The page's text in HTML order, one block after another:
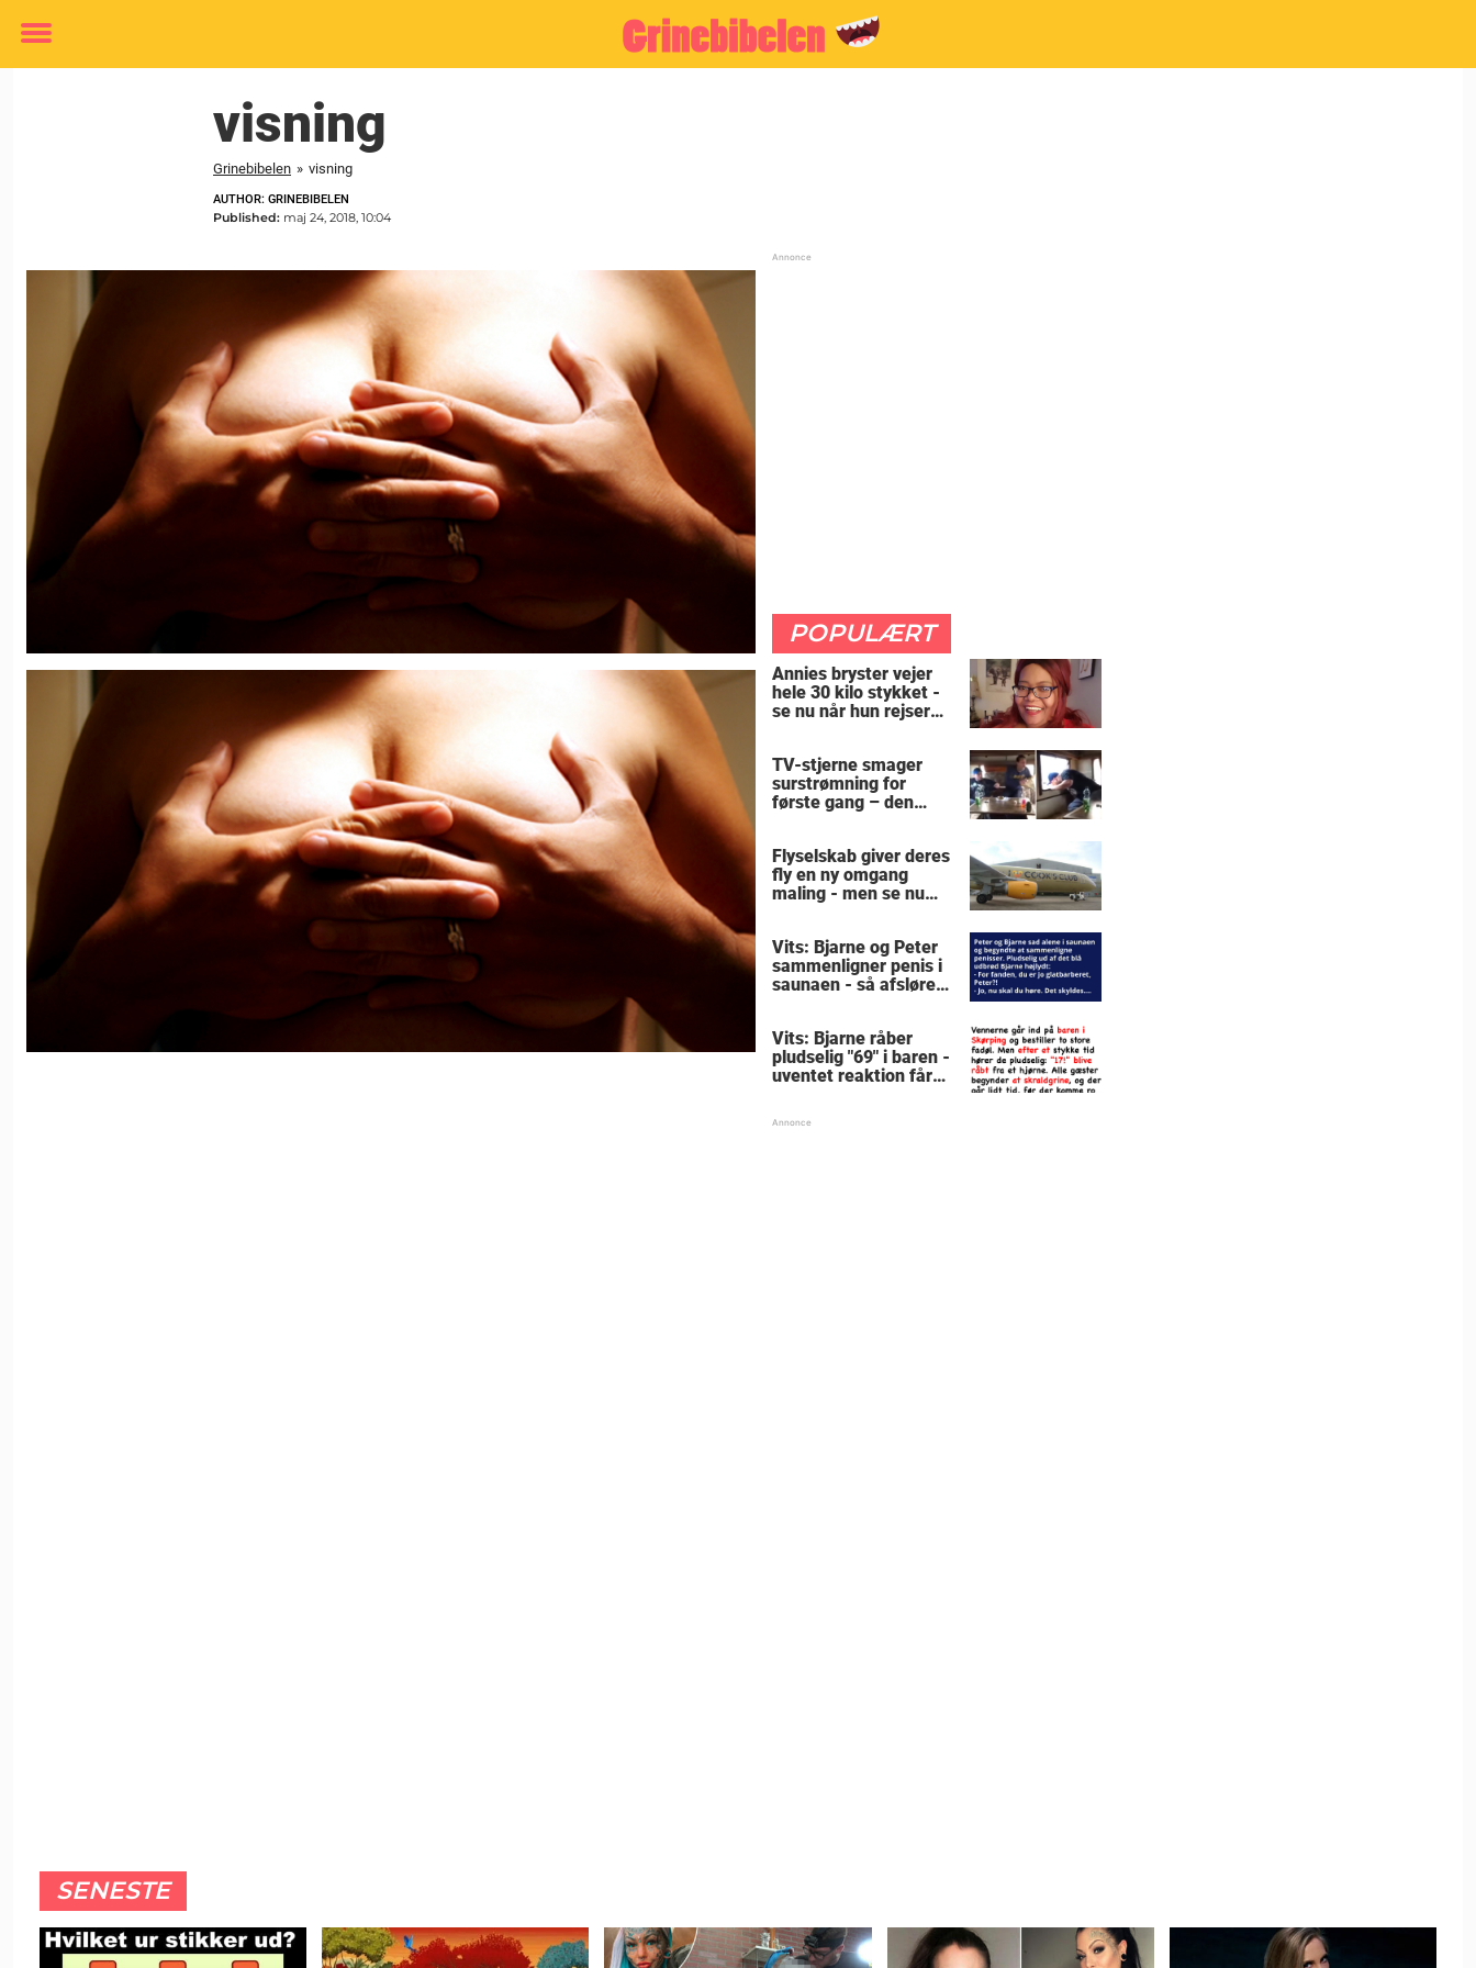
Toggle
visning
Grinebibelen » visning
AUTHOR: GRINEBIBELEN
Published: maj 24, 2018, 10:04
POPULÆRT
Annies bryster vejer
hele 30 kilo stykket -
se nu når hun rejser
TV-stjerne smager
surstrømning for
første gang – den
skrige af grin
Flyselskab giver deres
fly en ny omgang
maling - men se nu
Vits: Bjarne og Peter
sammenligner penis i
saunaen - så afslører
Vits: Bjarne råber
pludselig "69" i baren -
uventet reaktion får
SENESTE